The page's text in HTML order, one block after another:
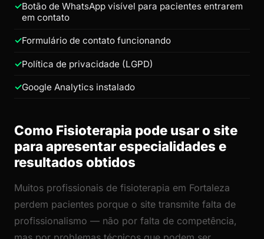
Botão de WhatsApp visível para pacientes entrarem
em contato
Formulário de contato funcionando
Política de privacidade (LGPD)
Google Analytics instalado
Como Fisioterapia pode usar o site
para apresentar especialidades e
resultados obtidos
Muitos profissionais de fisioterapia em Fortaleza
perdem pacientes porque o site transmite falta de
profissionalismo — não por falta de competência,